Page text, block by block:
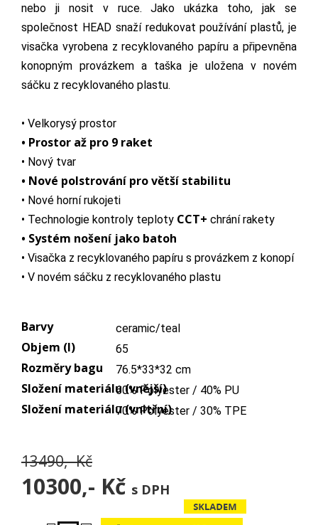
nebo ji nosit v ruce. Jako ukázka toho, jak se
společnost HEAD snaží redukovat používání plastů, je
visačka vyrobena z recyklovaného papíru a připevněna
konopným provázkem a taška je uložena v novém
sáčku z recyklovaného plastu.
• Velkorysý prostor
• Prostor až pro 9 raket
• Nový tvar
• Nové polstrování pro větší stabilitu
• Nové horní rukojeti
• Technologie kontroly teploty CCT+ chrání rakety
• Systém nošení jako batoh
• Visačka z recyklovaného papíru s provázkem z konopí
• V novém sáčku z recyklovaného plastu
Barvy ceramic/teal
Objem (l) 65
Rozměry bagu 76.5*33*32 cm
Složení materiálu (vnější)60% Polyester / 40% PU
Složení materiálu (vnitřní)70% Polyester / 30% TPE
13490,- Kč
10300,- Kč s DPH